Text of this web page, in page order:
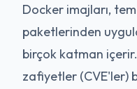
Docker imajları,
paketlerinden
birçok katman
zafiyetler (CVE'ler)